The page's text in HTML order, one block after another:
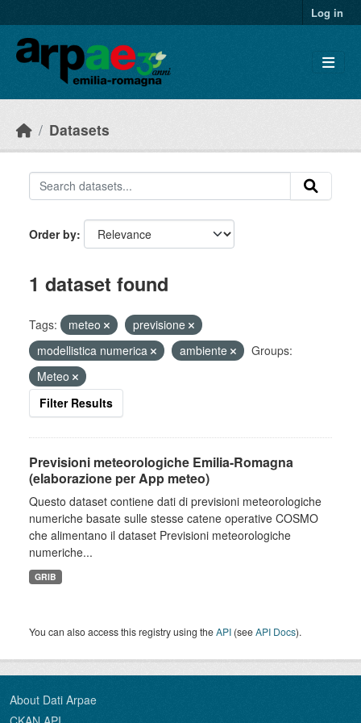
Log in
Datasets
Order by
1 dataset found
Tags: meteo
previsione
modellistica numerica
ambiente
Groups:
Meteo
Filter Results
Previsioni meteorologiche Emilia-Romagna
(elaborazione per App meteo)
Questo dataset contiene dati di previsioni meteorologiche
numeriche basate sulle stesse catene operative COSMO
che alimentano il dataset Previsioni meteorologiche
numeriche...
GRIB
You can also access this registry using theAPI (seeAPI Docs).
About Dati Arpae